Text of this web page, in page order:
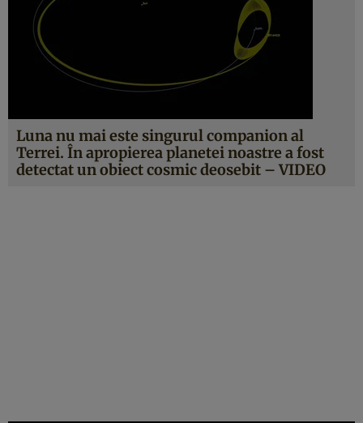
Luna nu mai este singurul companion al
Terrei. În apropierea planetei noastre a fost
detectat un obiect cosmic deosebit – VIDEO